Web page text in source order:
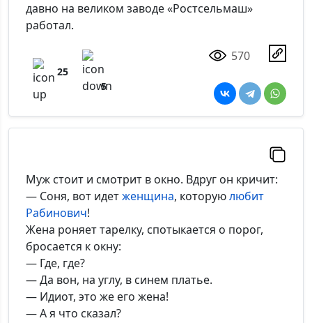
давно на великом заводе «Ростсельмаш»
работал.
25
5
570
Муж стоит и смотрит в окно. Вдруг он кричит:
— Соня, вот идетженщина, которуюлюбит
Рабинович!
Жена роняет тарелку, спотыкается о порог,
бросается к окну:
— Где, где?
— Да вон, на углу, в синем платье.
— Идиот, это же его жена!
— А я что сказал?